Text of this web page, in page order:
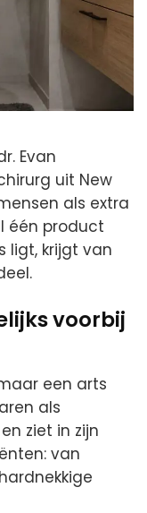
Evan
uit New
als extra
één product
ligt, krijgt van
voorbij
een arts
als
ziet in zijn
van